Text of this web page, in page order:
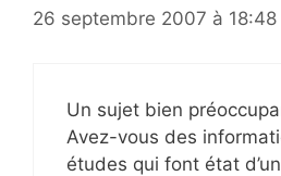
26 septembre 2007 à 18:48
Un sujet bien
Avez-vous des
études qui font état